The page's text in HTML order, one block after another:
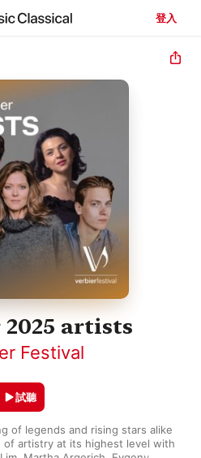
登入
artists
Festival
of legends and rising stars alike
artistry at its highest level with
試聽